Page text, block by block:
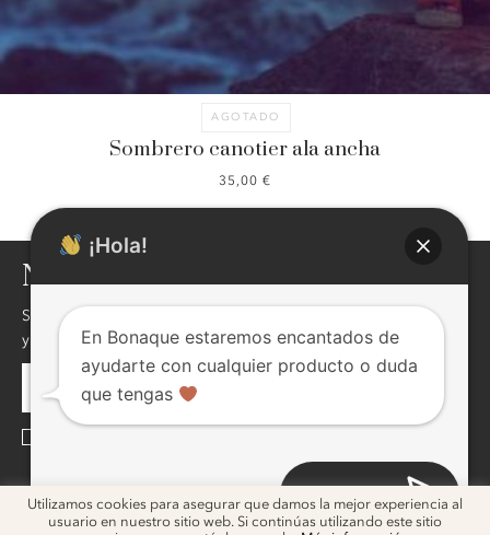
AGOTADO
Sombrero canotier ala ancha
35,00 €
NEWSLETTER
Si quieres enterarte de nuestras novedades,descuentos,eventos
y mucho más ! inscribite, seguro te va a interesar !
ig ig
2026 © Bonaque. DiseñoMelon Blanc
Utilizamos cookies para asegurar que damos la mejor experiencia al
usuario en nuestro sitio web. Si continúas utilizando este sitio
Abrir chat
¡Hola!
En Bonaque estaremos encantados de
ayudarte con cualquier producto o duda
que tengas